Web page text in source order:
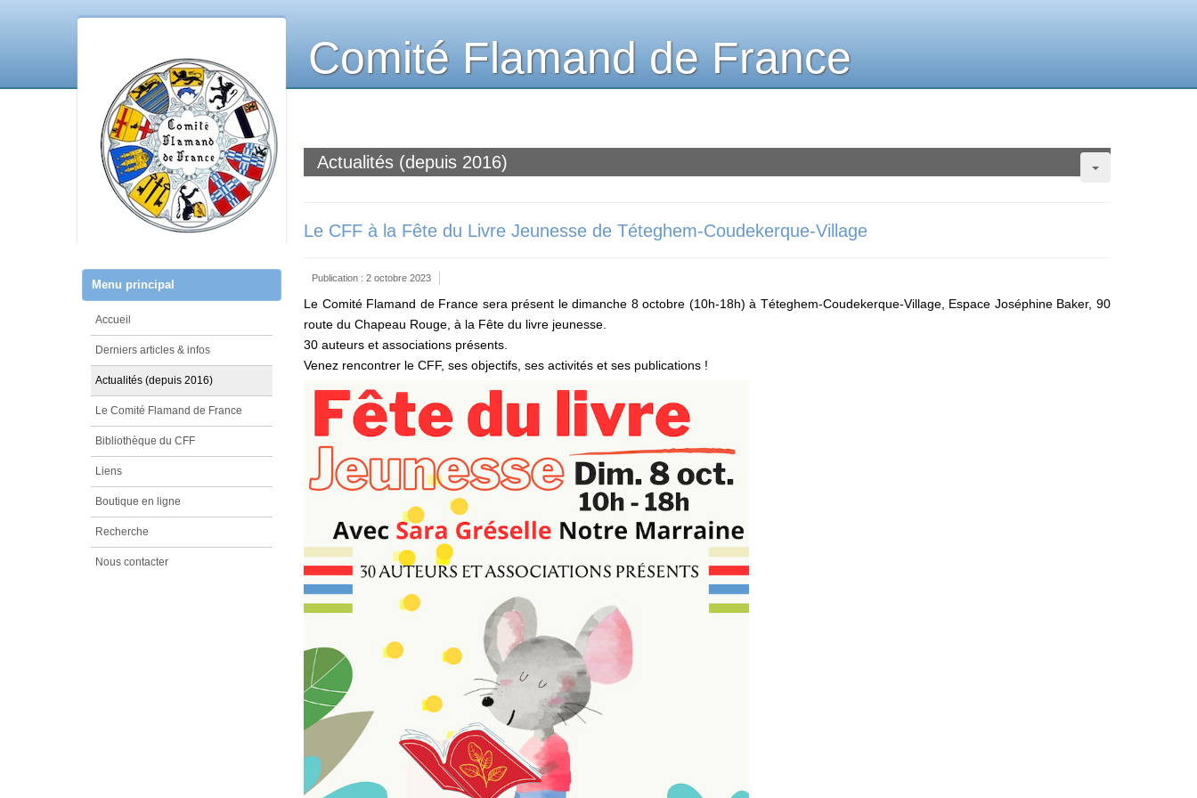
Menu principal
Accueil
Derniers articles & infos
Actualités (depuis 2016)
Le Comité Flamand de France
Bibliothèque du CFF
Liens
Boutique en ligne
Recherche
Nous contacter
Comité Flamand de France
Actualités (depuis 2016)
Le CFF à la Fête du Livre Jeunesse de Téteghem-Coudekerque-Village
Publication : 2 octobre 2023
Le Comité Flamand de France sera présent le dimanche 8 octobre (10h-18h) à Téteghem-Coudekerque-Village, Espace Joséphine Baker, 90
route du Chapeau Rouge, à la Fête du livre jeunesse.
30 auteurs et associations présents.
Venez rencontrer le CFF, ses objectifs, ses activités et ses publications !